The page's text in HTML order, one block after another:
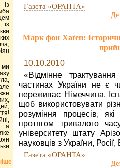
Газета «ОРАНТА»
Марк фон Хаґен:
10.10.2010
«Відмінне
частинах України не є
переживає Німеччина,
щоб використовувати
розуміння процесів,
протягом тривалого
університету штату
науковців з України,
Газета «ОРАНТА»
а